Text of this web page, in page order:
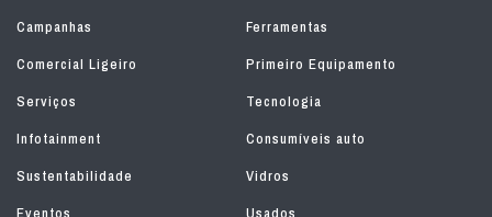
Campanhas
Ferramentas
Comercial Ligeiro
Primeiro Equipamento
Serviços
Tecnologia
Infotainment
Consumíveis auto
Sustentabilidade
Vidros
Eventos
Usados